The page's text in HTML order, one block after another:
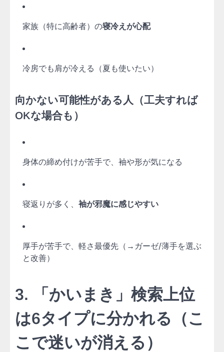
家族（特に高齢者）の寝冷えが心配
冷房でも肩が冷える（夏も使いたい）
向かない可能性がある人（工夫すれば
OKな場合も）
身体の締め付けが苦手で、袖や形が気になる
寝返りが多く、 袖が邪魔に感じやすい
厚手が苦手で、軽さ最優先（→ガーゼ/薄手を選ぶ
と改善）
3. 「かいまき」検索上位
は6タイプに分かれる（こ
こで迷いが消える）